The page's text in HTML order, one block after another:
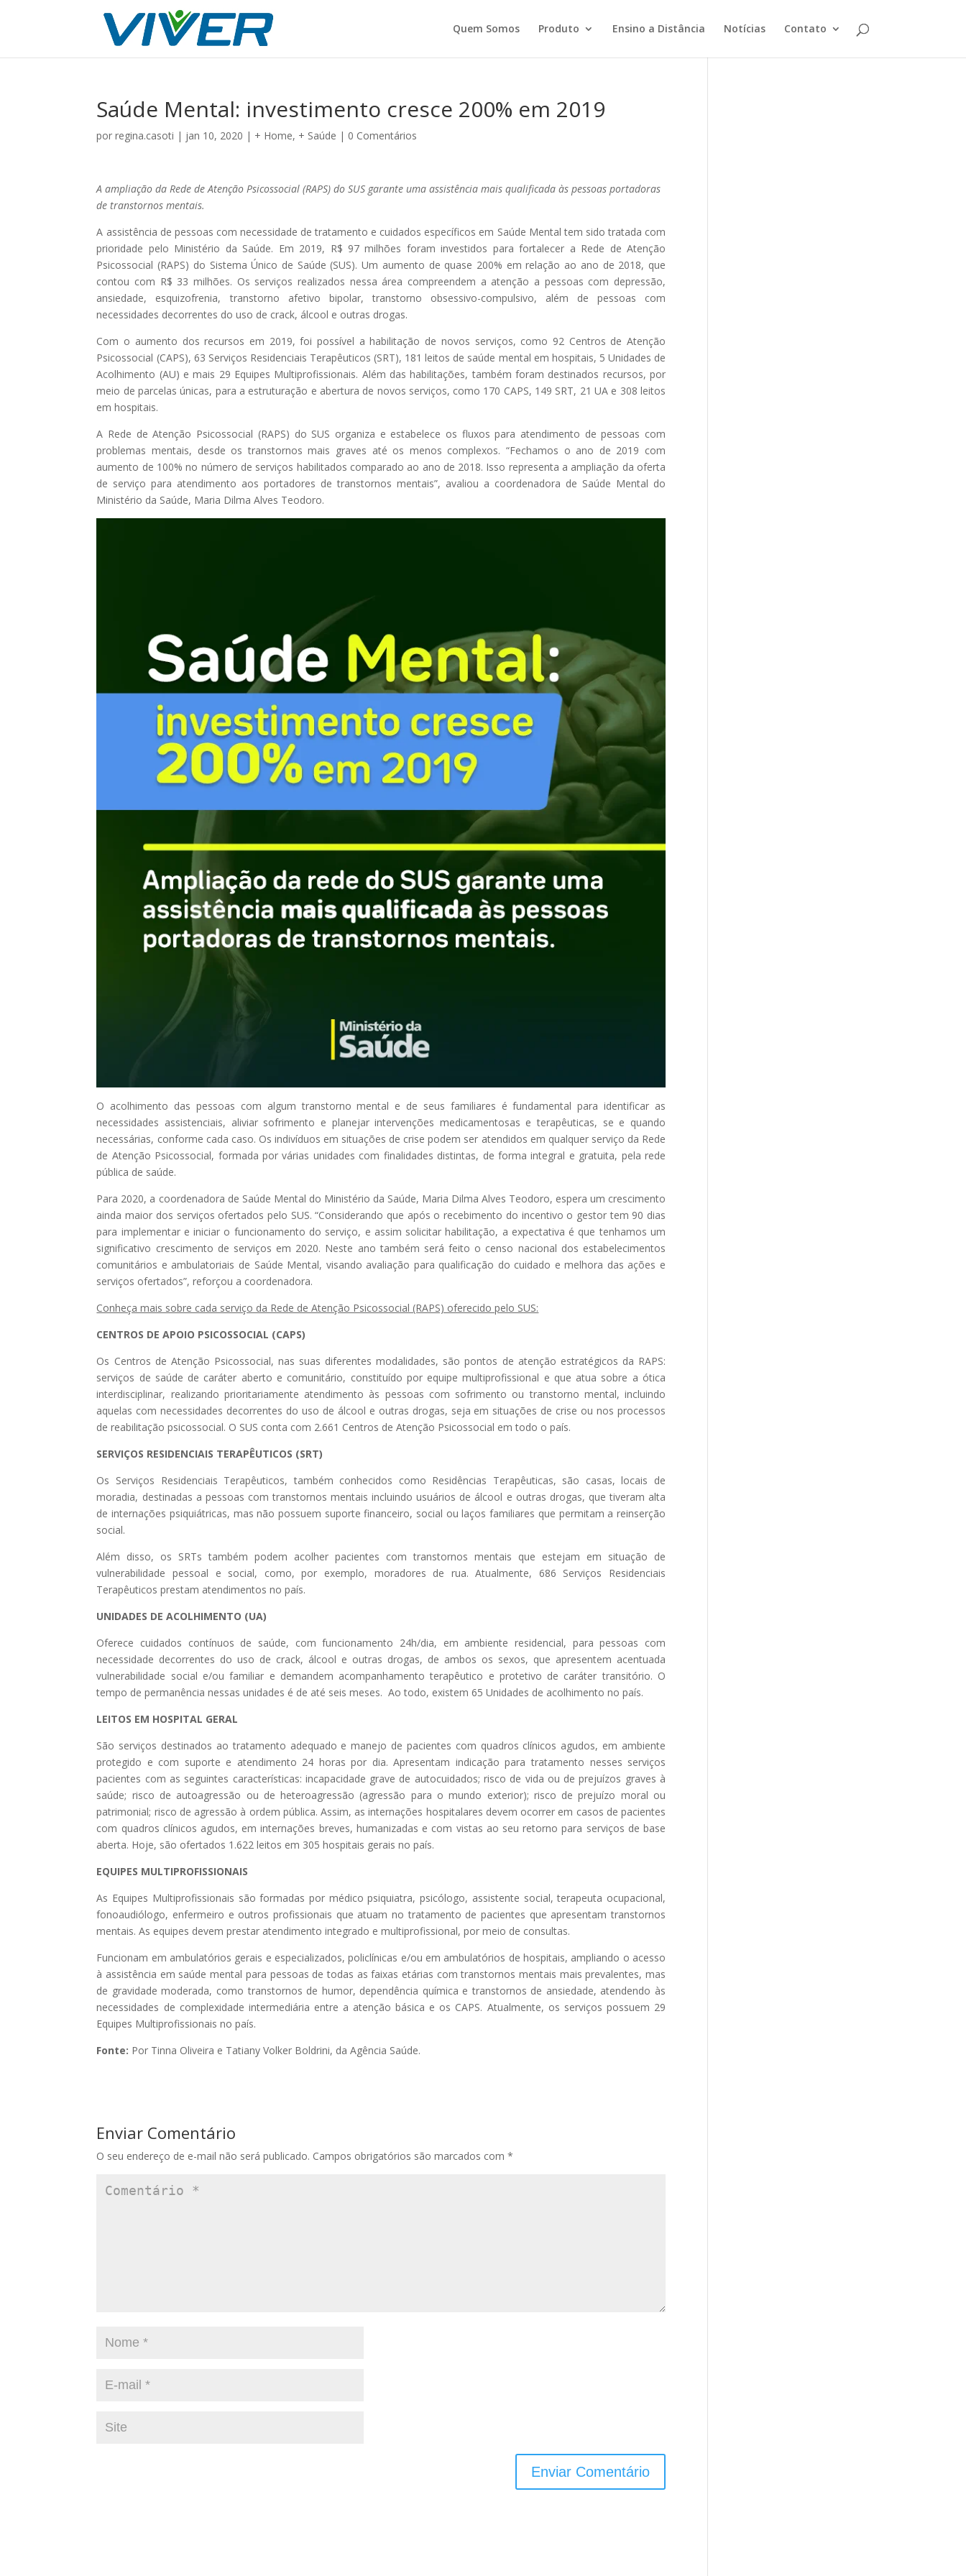
Quem Somos Produto Ensino a Distância Notícias Contato
Saúde Mental: investimento cresce 200% em 2019
porregina.casoti | jan 10, 2020 | + Home, + Saúde | 0 Comentários
A ampliação da Rede de Atenção Psicossocial (RAPS) do SUS garante uma assistência mais qualificada às pessoas portadoras
de transtornos mentais.
A assistência de pessoas com necessidade de tratamento e cuidados específicos em Saúde Mental tem sido tratada com
prioridade pelo Ministério da Saúde. Em 2019, R$ 97 milhões foram investidos para fortalecer a Rede de Atenção
Psicossocial (RAPS) do Sistema Único de Saúde (SUS). Um aumento de quase 200% em relação ao ano de 2018, que
contou com R$ 33 milhões. Os serviços realizados nessa área compreendem a atenção a pessoas com depressão,
ansiedade, esquizofrenia, transtorno afetivo bipolar, transtorno obsessivo-compulsivo, além de pessoas com
necessidades decorrentes do uso de crack, álcool e outras drogas.
Com o aumento dos recursos em 2019, foi possível a habilitação de novos serviços, como 92 Centros de Atenção
Psicossocial (CAPS), 63 Serviços Residenciais Terapêuticos (SRT), 181 leitos de saúde mental em hospitais, 5 Unidades de
Acolhimento (AU) e mais 29 Equipes Multiprofissionais. Além das habilitações, também foram destinados recursos, por
meio de parcelas únicas, para a estruturação e abertura de novos serviços, como 170 CAPS, 149 SRT, 21 UA e 308 leitos
em hospitais.
A Rede de Atenção Psicossocial (RAPS) do SUS organiza e estabelece os fluxos para atendimento de pessoas com
problemas mentais, desde os transtornos mais graves até os menos complexos. “Fechamos o ano de 2019 com
aumento de 100% no número de serviços habilitados comparado ao ano de 2018. Isso representa a ampliação da oferta
de serviço para atendimento aos portadores de transtornos mentais”, avaliou a coordenadora de Saúde Mental do
Ministério da Saúde, Maria Dilma Alves Teodoro.
O acolhimento das pessoas com algum transtorno mental e de seus familiares é fundamental para identificar as
necessidades assistenciais, aliviar sofrimento e planejar intervenções medicamentosas e terapêuticas, se e quando
necessárias, conforme cada caso. Os indivíduos em situações de crise podem ser atendidos em qualquer serviço da Rede
de Atenção Psicossocial, formada por várias unidades com finalidades distintas, de forma integral e gratuita, pela rede
pública de saúde.
Para 2020, a coordenadora de Saúde Mental do Ministério da Saúde, Maria Dilma Alves Teodoro, espera um crescimento
ainda maior dos serviços ofertados pelo SUS. “Considerando que após o recebimento do incentivo o gestor tem 90 dias
para implementar e iniciar o funcionamento do serviço, e assim solicitar habilitação, a expectativa é que tenhamos um
significativo crescimento de serviços em 2020. Neste ano também será feito o censo nacional dos estabelecimentos
comunitários e ambulatoriais de Saúde Mental, visando avaliação para qualificação do cuidado e melhora das ações e
serviços ofertados”, reforçou a coordenadora.
Conheça mais sobre cada serviço da Rede de Atenção Psicossocial (RAPS) oferecido pelo SUS:
CENTROS DE APOIO PSICOSSOCIAL (CAPS)
Os Centros de Atenção Psicossocial, nas suas diferentes modalidades, são pontos de atenção estratégicos da RAPS:
serviços de saúde de caráter aberto e comunitário, constituído por equipe multiprofissional e que atua sobre a ótica
interdisciplinar, realizando prioritariamente atendimento às pessoas com sofrimento ou transtorno mental, incluindo
aquelas com necessidades decorrentes do uso de álcool e outras drogas, seja em situações de crise ou nos processos
de reabilitação psicossocial. O SUS conta com 2.661 Centros de Atenção Psicossocial em todo o país.
SERVIÇOS RESIDENCIAIS TERAPÊUTICOS (SRT)
Os Serviços Residenciais Terapêuticos, também conhecidos como Residências Terapêuticas, são casas, locais de
moradia, destinadas a pessoas com transtornos mentais incluindo usuários de álcool e outras drogas, que tiveram alta
de internações psiquiátricas, mas não possuem suporte financeiro, social ou laços familiares que permitam a reinserção
social.
Além disso, os SRTs também podem acolher pacientes com transtornos mentais que estejam em situação de
vulnerabilidade pessoal e social, como, por exemplo, moradores de rua. Atualmente, 686 Serviços Residenciais
Terapêuticos prestam atendimentos no país.
UNIDADES DE ACOLHIMENTO (UA)
Oferece cuidados contínuos de saúde, com funcionamento 24h/dia, em ambiente residencial, para pessoas com
necessidade decorrentes do uso de crack, álcool e outras drogas, de ambos os sexos, que apresentem acentuada
vulnerabilidade social e/ou familiar e demandem acompanhamento terapêutico e protetivo de caráter transitório. O
tempo de permanência nessas unidades é de até seis meses. Ao todo, existem 65 Unidades de acolhimento no país.
LEITOS EM HOSPITAL GERAL
São serviços destinados ao tratamento adequado e manejo de pacientes com quadros clínicos agudos, em ambiente
protegido e com suporte e atendimento 24 horas por dia. Apresentam indicação para tratamento nesses serviços
pacientes com as seguintes características: incapacidade grave de autocuidados; risco de vida ou de prejuízos graves à
saúde; risco de autoagressão ou de heteroagressão (agressão para o mundo exterior); risco de prejuízo moral ou
patrimonial; risco de agressão à ordem pública. Assim, as internações hospitalares devem ocorrer em casos de pacientes
com quadros clínicos agudos, em internações breves, humanizadas e com vistas ao seu retorno para serviços de base
aberta. Hoje, são ofertados 1.622 leitos em 305 hospitais gerais no país.
EQUIPES MULTIPROFISSIONAIS
As Equipes Multiprofissionais são formadas por médico psiquiatra, psicólogo, assistente social, terapeuta ocupacional,
fonoaudiólogo, enfermeiro e outros profissionais que atuam no tratamento de pacientes que apresentam transtornos
mentais. As equipes devem prestar atendimento integrado e multiprofissional, por meio de consultas.
Funcionam em ambulatórios gerais e especializados, policlínicas e/ou em ambulatórios de hospitais, ampliando o acesso
à assistência em saúde mental para pessoas de todas as faixas etárias com transtornos mentais mais prevalentes, mas
de gravidade moderada, como transtornos de humor, dependência química e transtornos de ansiedade, atendendo às
necessidades de complexidade intermediária entre a atenção básica e os CAPS. Atualmente, os serviços possuem 29
Equipes Multiprofissionais no país.
Fonte: Por Tinna Oliveira e Tatiany Volker Boldrini, da Agência Saúde.
Enviar Comentário
O seu endereço de e-mail não será publicado. Campos obrigatórios são marcados com*